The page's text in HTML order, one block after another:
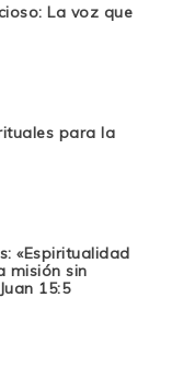
La voz que
para la
«Espiritualidad
misión sin
15:5